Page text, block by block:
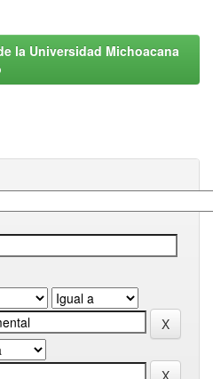
la Universidad Michoacana